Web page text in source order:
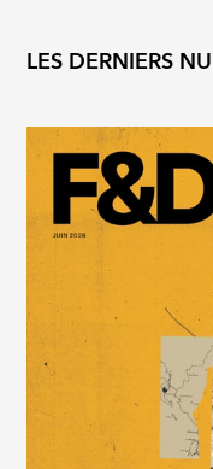
LES DERNIERS